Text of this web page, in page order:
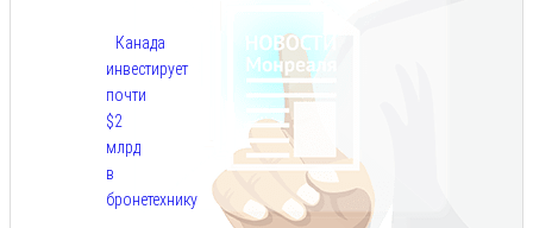
Канада
инвестирует
почти
$2
млрд
в
бронетехнику